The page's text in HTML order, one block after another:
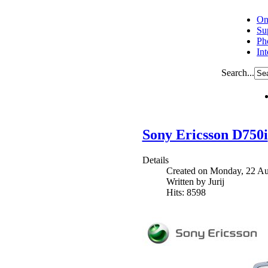
Search...
Sony Ericsson D750i
Details
Created on Monday, 22
Written by Jurij
Hits: 8598